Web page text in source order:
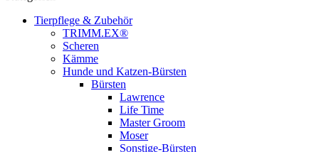
Tierpflege & Zubehör
TRIMM.EX®
Scheren
Kämme
Hunde und Katzen-Bürsten
Bürsten
Lawrence
Life Time
Master Groom
Moser
Sonstige-Bürsten